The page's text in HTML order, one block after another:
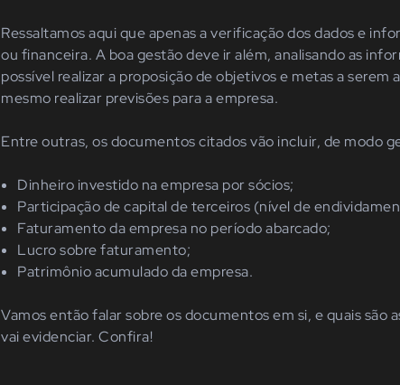
Ressaltamos aqui que apenas a verificação dos dados e
ou financeira. A boa gestão deve ir além, analisando as
possível realizar a proposição de objetivos e metas a
mesmo realizar previsões para a empresa.
Entre outras, os documentos citados vão incluir, de modo
Dinheiro investido na empresa por sócios;
Participação de capital de terceiros (nível de
Faturamento da empresa no período abarcado;
Lucro sobre faturamento;
Patrimônio acumulado da empresa.
Vamos então falar sobre os documentos em si, e quais
vai evidenciar. Confira!